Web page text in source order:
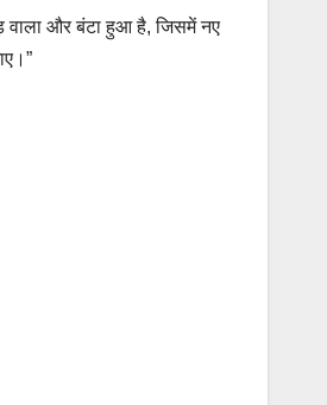
वाला और बंटा हुआ है, जिसमें नए